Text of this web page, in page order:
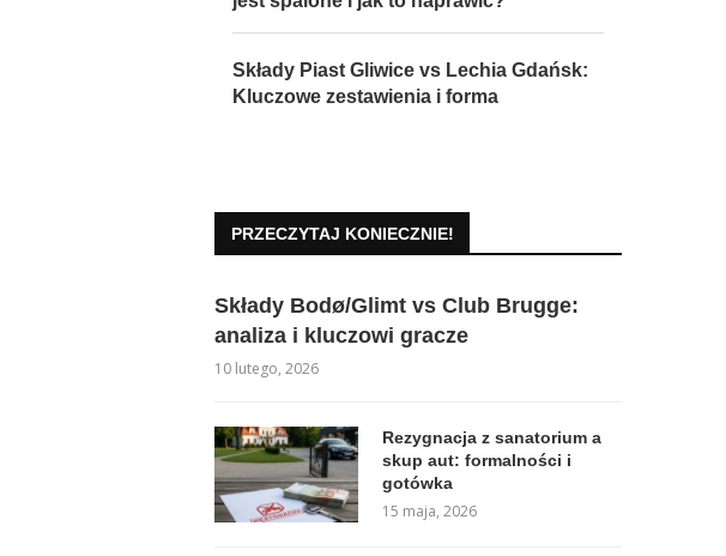
Składy Piast Gliwice vs Lechia Gdańsk:
Kluczowe zestawienia i forma
PRZECZYTAJ KONIECZNIE!
Składy Bodø/Glimt vs Club Brugge:
analiza i kluczowi gracze
10 lutego, 2026
Rezygnacja z sanatorium a
skup aut: formalności i
gotówka
15 maja, 2026